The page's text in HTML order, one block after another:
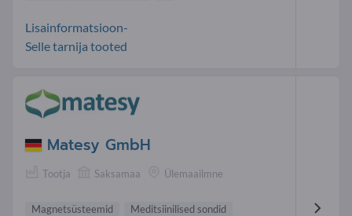
Lisainformatsioon-
Selle tarnija tooted
Matesy GmbH
Tootja Saksamaa Ülemaailmne
Magnetsüsteemid
Meditsiinilised sondid